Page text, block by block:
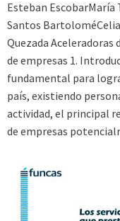
Esteban EscobarMaría
Santos
Quezada
de empresas 1.
fundamental para
país, existiendo
actividad, el principal
de empresas